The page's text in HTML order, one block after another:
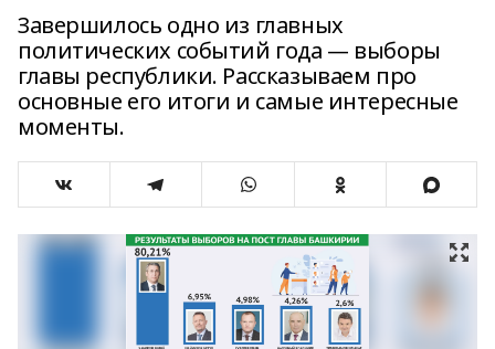
Завершилось одно из главных
политических событий года — выборы
главы республики. Рассказываем про
основные его итоги и самые интересные
моменты.